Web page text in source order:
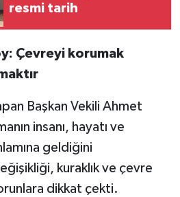
resmi tarih
Çevreyi korumak
Başkan Vekili Ahmet
insanı, hayatı ve
geldiğini
kuraklık ve çevre
dikkat çekti.